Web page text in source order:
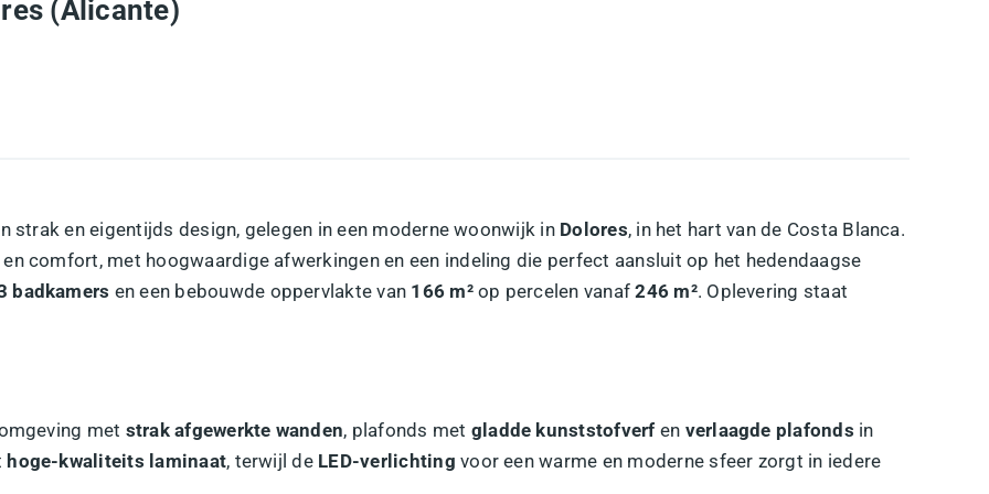
(Alicante)
strak en eigentijds design, gelegen in een moderne woonwijk in Dolores, in het hart van de Costa Blanca.
comfort, met hoogwaardige afwerkingen en een indeling die perfect aansluit op het hedendaagse
badkamers en een bebouwde oppervlakte van 166 m²op percelen vanaf246 m². Oplevering staat
met strak afgewerkte wanden, plafonds met gladde kunststofverf en verlaagde plafonds in
hoge-kwaliteits laminaat, terwijl de LED-verlichting voor een warme en moderne sfeer zorgt in iedere